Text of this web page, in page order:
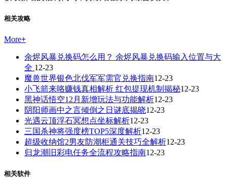
相关攻略
More+
余烬风暴兑换码怎么用？ 余烬风暴兑换码输入位置与大
全 12-23
魔兽世界银色北伐军军需官兑换指南12-23
小飞箭来咯赚钱真相解析 红包提现机制揭秘12-23
黑神话悟空12月新增玩法与功能解析12-23
阴阳师画中之言倾倒之日谜底揭晓12-23
光遇云顶浮石冥想点坐标解析12-23
三国杀神将强度榜TOP5深度解析12-23
超级收纳馆2男友防潮柜通关技巧全解析12-23
归龙潮旧彩电任务全流程攻略指南12-23
相关软件